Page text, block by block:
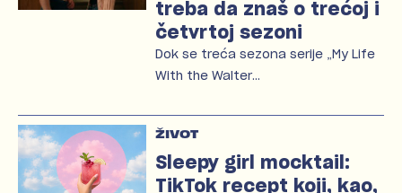
treba da znaš o trećoj i
četvrtoj sezoni
Dok se treća sezona serije „My Life
With the Walter…
ŽIVOT
Sleepy girl mocktail:
TikTok recept koji, kao,